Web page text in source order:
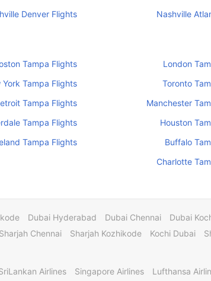
Nashville
Denver Flights
London
Tampa Flights
Toronto
York Tampa Flights
Manchester
Tampa Flights
Houston
Tampa Flights
Buffalo
Tampa Flights
Charlotte
Dubai
Dubai Chennai
Dubai Hyderabad
Kochi Dubai
Sharjah Kozhikode
Sharjah Chennai
Lufthansa
Singapore Airlines
Airlines